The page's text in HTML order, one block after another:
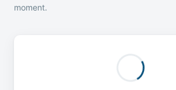
moment.